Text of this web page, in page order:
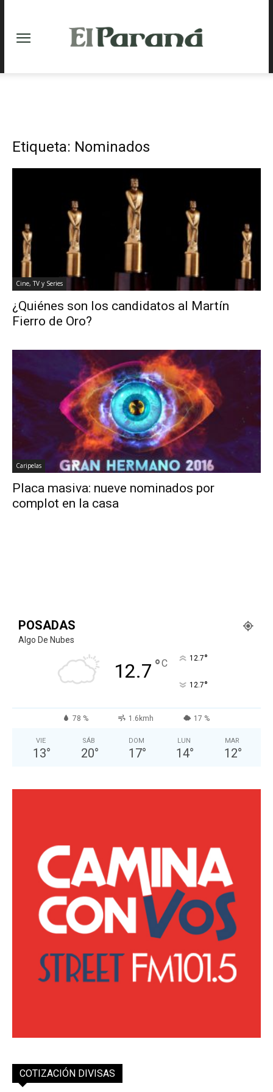
Etiqueta: Nominados
Cine, TV y Series
¿Quiénes son los candidatos al Martín
Fierro de Oro?
Caripelas
Placa masiva: nueve nominados por
complot en la casa
POSADAS
Algo De Nubes
12.7 °C 12.7°
12.7°
78 % 1.6kmh 17 %
VIE
13°
SÁB
20°
DOM
17°
LUN
14°
MAR
12°
COTIZACIÓN DIVISAS